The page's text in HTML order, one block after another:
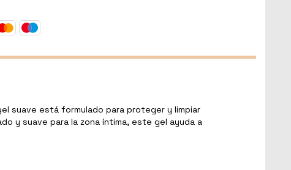
suave está formulado para proteger y limpiar
y suave para la zona íntima, este gel ayuda a